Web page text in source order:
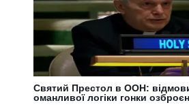
Святий Престол в ООН:
оманливої логіки гонки